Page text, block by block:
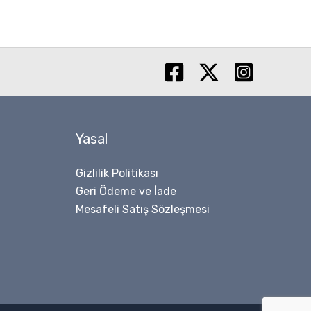
Yasal
Gizlilik Politikası
Geri Ödeme ve İade
Mesafeli Satış Sözleşmesi